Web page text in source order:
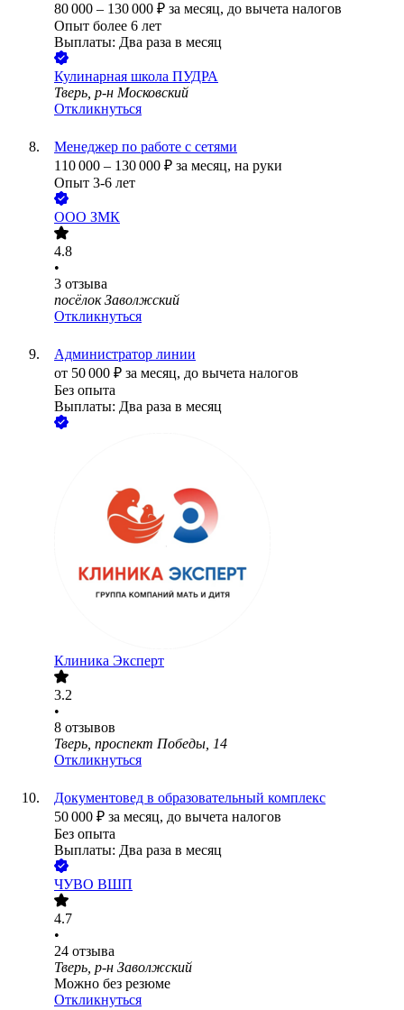
80 000 – 130 000 ₽ за месяц, до вычета налогов
Опыт более 6 лет
Выплаты: Два раза в месяц
Кулинарная школа ПУДРА
Тверь, р-н Московский
Откликнуться
Менеджер по работе с сетями
110 000 – 130 000 ₽ за месяц, на руки
Опыт 3-6 лет
ООО ЗМК
4.8
•
3 отзыва
посёлок Заволжский
Откликнуться
Администратор линии
от 50 000 ₽ за месяц, до вычета налогов
Без опыта
Выплаты: Два раза в месяц
Клиника Эксперт
3.2
•
8 отзывов
Тверь, проспект Победы, 14
Откликнуться
Документовед в образовательный комплекс
50 000 ₽ за месяц, до вычета налогов
Без опыта
Выплаты: Два раза в месяц
ЧУВО ВШП
4.7
•
24 отзыва
Тверь, р-н Заволжский
Можно без резюме
Откликнуться